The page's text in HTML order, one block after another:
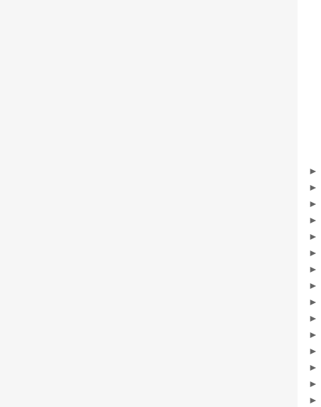
►
►
►
►
►
►
►
►
►
►
►
►
►
►
►